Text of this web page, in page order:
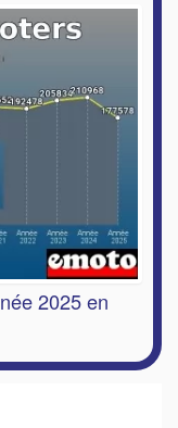
2025 en